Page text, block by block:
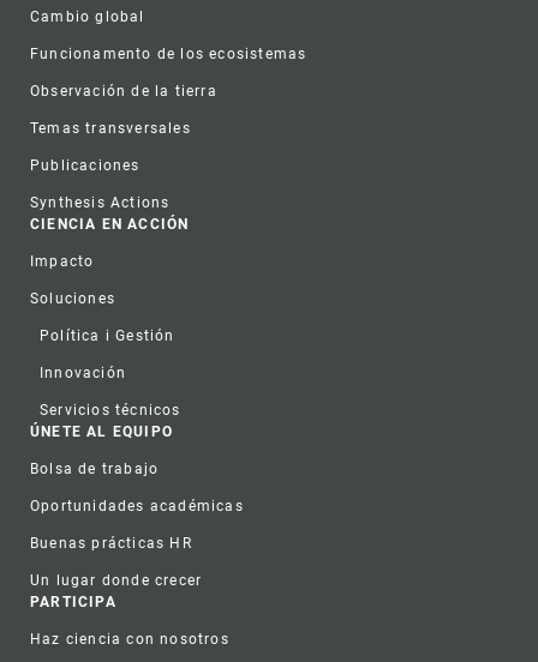
Biodiversidad
Cambio global
Funcionamento de los ecosistemas
Observación de la tierra
Temas transversales
Publicaciones
CIENCIA EN ACCIÓN
Impacto
Soluciones
Política i Gestión
Innovación
ÚNETE AL EQUIPO
Bolsa de trabajo
Oportunidades académicas
Buenas prácticas HR
PARTICIPA